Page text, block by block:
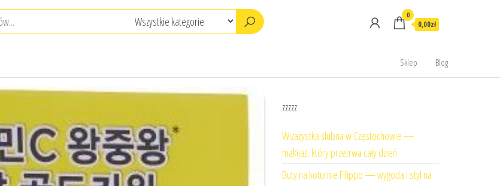
0
0,00zł
Sklep Blog
zzzzz
Wizażystka ślubna w Częstochowie —
makijaż, który przetrwa cały dzień
Buty na koturnie Filippo — wygoda i styl na